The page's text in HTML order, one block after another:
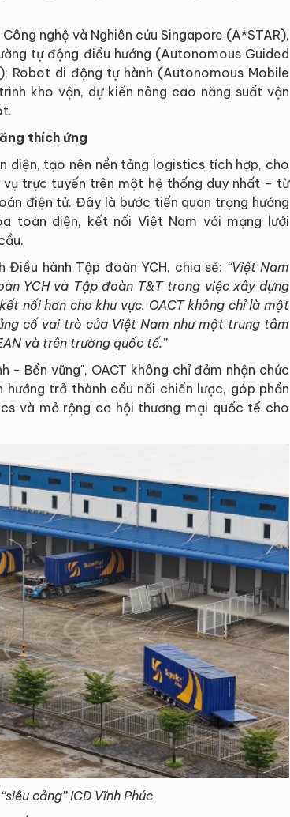
nghệ và Nghiên cứu Singapore (A*STAR),
tự động điều hướng (Autonomous Guided
Robot di động tự hành (Autonomous Mobile
kho vận, dự kiến nâng cao năng suất vận
thích ứng
diện, tạo nên nền tảng logistics tích hợp, cho
trực tuyến trên một hệ thống duy nhất – từ
điện tử. Đây là bước tiến quan trọng hướng
toàn diện, kết nối Việt Nam với mạng lưới
Điều hành Tập đoàn YCH, chia sẻ: “Việt Nam
YCH và Tập đoàn T&T trong việc xây dựng
nối hơn cho khu vực. OACT không chỉ là một
cố vai trò của Việt Nam như một trung tâm
và trên trường quốc tế.”
Bền vững", OACT không chỉ đảm nhận chức
trở thành cầu nối chiến lược, góp phần
và mở rộng cơ hội thương mại quốc tế cho
cảng” ICD Vĩnh Phúc